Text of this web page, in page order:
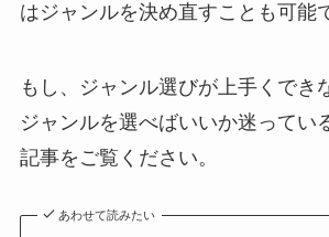
はジャンルを決め直すことも可能
もし、ジャンル選びが上手くでき
ジャンルを選べばいいか迷ってい
記事をご覧ください。
あわせて読みたい